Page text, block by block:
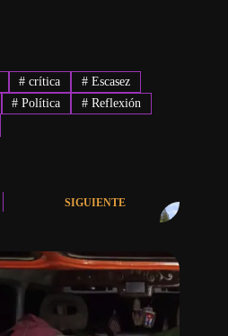
# crítica # Escasez
# Política # Reflexión
SIGUIENTE